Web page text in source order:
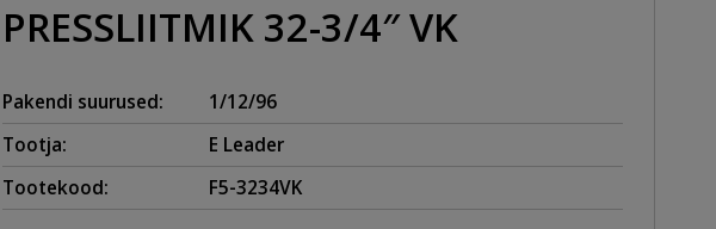
PRESSLIITMIK 32-3/4″ VK
Pakendi suurused:
1/12/96
Tootja:
E Leader
Tootekood:
F5-3234VK